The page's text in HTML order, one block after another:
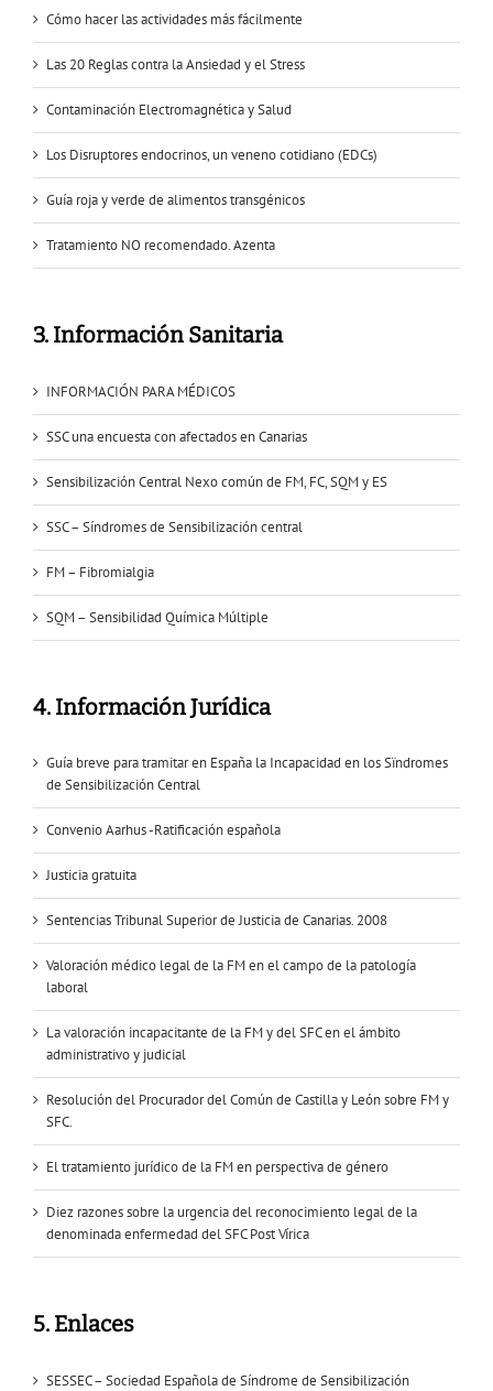
Cómo hacer las actividades más fácilmente
Las 20 Reglas contra la Ansiedad y el Stress
Contaminación Electromagnética y Salud
Los Disruptores endocrinos, un veneno cotidiano (EDCs)
Guía roja y verde de alimentos transgénicos
Tratamiento NO recomendado. Azenta
3. Información Sanitaria
INFORMACIÓN PARA MÉDICOS
SSC una encuesta con afectados en Canarias
Sensibilización Central Nexo común de FM, FC, SQM y ES
SSC – Síndromes de Sensibilización central
FM – Fibromialgia
SQM – Sensibilidad Química Múltiple
4. Información Jurídica
Guía breve para tramitar en España la Incapacidad en los Sïndromes
de Sensibilización Central
Convenio Aarhus -Ratificación española
Justicia gratuita
Sentencias Tribunal Superior de Justicia de Canarias. 2008
Valoración médico legal de la FM en el campo de la patología
laboral
La valoración incapacitante de la FM y del SFC en el ámbito
administrativo y judicial
Resolución del Procurador del Común de Castilla y León sobre FM y
SFC.
El tratamiento jurídico de la FM en perspectiva de género
Diez razones sobre la urgencia del reconocimiento legal de la
denominada enfermedad del SFC Post Vírica
5. Enlaces
SESSEC – Sociedad Española de Síndrome de Sensibilización